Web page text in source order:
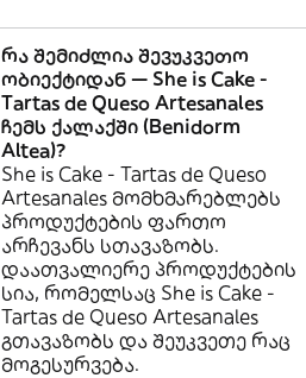
რა შემიძლია შევუკვეთო
ობიექტიდან — She is Cake -
Tartas de Queso Artesanales
ჩემს ქალაქში (Benidorm
Altea)?
She is Cake - Tartas de Queso
Artesanales მომხმარებლებს
პროდუქტების ფართო
არჩევანს სთავაზობს.
დაათვალიერე პროდუქტების
სია, რომელსაც She is Cake -
Tartas de Queso Artesanales
გთავაზობს და შეუკვეთე რაც
მოგესურვება.